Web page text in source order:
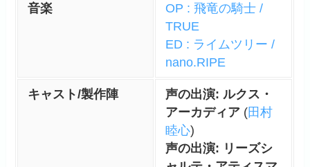
音楽
OP : 飛竜の騎士 /
TRUE
ED : ライムツリー /
nano.RIPE
キャスト/製作陣
声の出演: ルクス・
アーカディア(田村
睦心)
声の出演: リーズシ